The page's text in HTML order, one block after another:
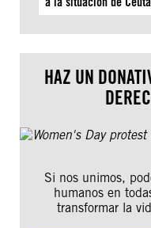
HAZ UN
Si nos unimos,
humanos en
transformar la